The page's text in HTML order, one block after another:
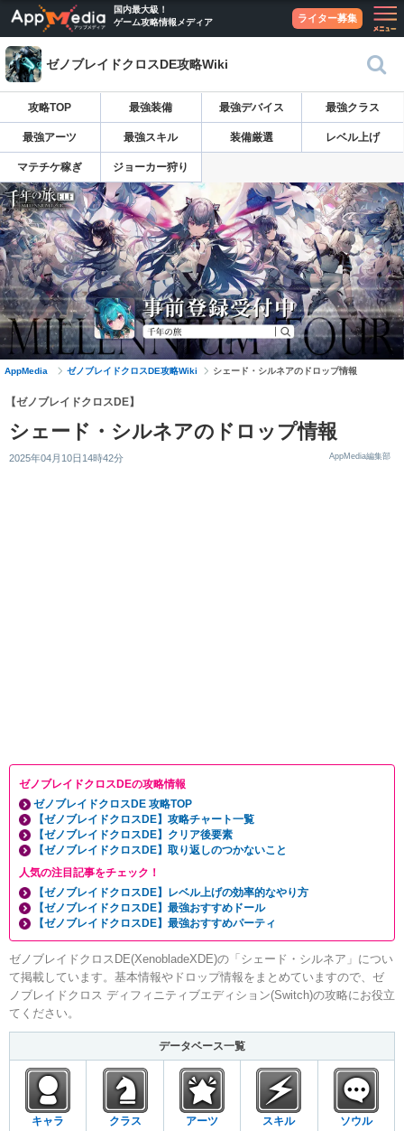
国内最大級！
ゲーム攻略情報メディア
ライター募集
ゼノブレイドクロスDE攻略Wiki
攻略TOP 最強装備 最強デバイス 最強クラス
最強アーツ 最強スキル 装備厳選 レベル上げ
マテチケ稼ぎ ジョーカー狩り
AppMedia ゼノブレイドクロスDE攻略Wiki シェード・シルネアのドロップ情報
【ゼノブレイドクロスDE】
シェード・シルネアのドロップ情報
2025年04月10日14時42分 AppMedia編集部
ゼノブレイドクロスDEの攻略情報
ゼノブレイドクロスDE 攻略TOP
【ゼノブレイドクロスDE】攻略チャート一覧
【ゼノブレイドクロスDE】クリア後要素
【ゼノブレイドクロスDE】取り返しのつかないこと
人気の注目記事をチェック！
【ゼノブレイドクロスDE】レベル上げの効率的なやり方
【ゼノブレイドクロスDE】最強おすすめドール
【ゼノブレイドクロスDE】最強おすすめパーティ
ゼノブレイドクロスDE(XenobladeXDE)の「シェード・シルネア」につい
て掲載しています。基本情報やドロップ情報をまとめていますので、ゼ
ノブレイドクロス ディフィニティブエディション(Switch)の攻略にお役立
てください。
データベース一覧
キャラ クラス アーツ スキル ソウル